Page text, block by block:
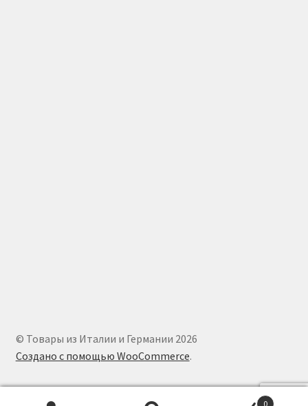
© Товары из Италии и Германии 2026
Создано с помощью WooCommerce.
0